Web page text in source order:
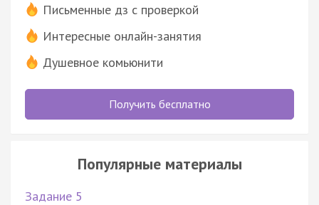
Письменные дз с проверкой
Интересные онлайн-занятия
Душевное комьюнити
Получить бесплатно
Популярные материалы
Задание 5